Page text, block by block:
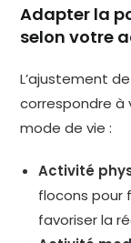
Adapter la
selon votre
L’ajustement
correspondre à
mode de vie :
Activité
flocons pour
favoriser la